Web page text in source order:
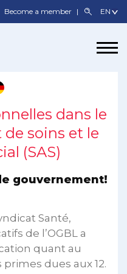
Become a member
dans le
de soins et le
(SAS)
gouvernement!
Santé,
de l’OGBL a
quant au
dues aux 12.